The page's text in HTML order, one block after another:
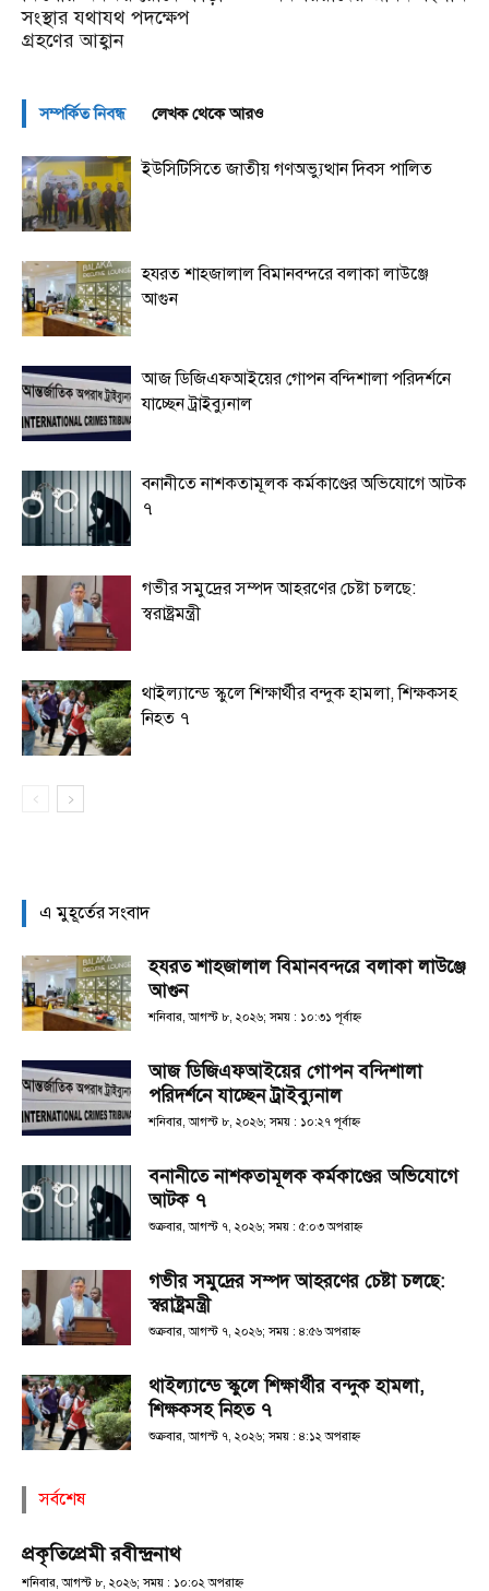
সংস্থার যথাযথ পদক্ষেপ
গ্রহণের আহ্বান
সম্পর্কিত নিবন্ধ লেখক থেকে আরও
ইউসিটিসিতে জাতীয় গণঅভ্যুত্থান দিবস পালিত
হযরত শাহজালাল বিমানবন্দরে বলাকা লাউঞ্জে
আগুন
আজ ডিজিএফআইয়ের গোপন বন্দিশালা পরিদর্শনে
যাচ্ছেন ট্রাইব্যুনাল
বনানীতে নাশকতামূলক কর্মকাণ্ডের অভিযোগে আটক
৭
গভীর সমুদ্রের সম্পদ আহরণের চেষ্টা চলছে:
স্বরাষ্ট্রমন্ত্রী
থাইল্যান্ডে স্কুলে শিক্ষার্থীর বন্দুক হামলা, শিক্ষকসহ
নিহত ৭
এ মুহূর্তের সংবাদ
হযরত শাহজালাল বিমানবন্দরে বলাকা লাউঞ্জে
আগুন
শনিবার, আগস্ট ৮, ২০২৬; সময় : ১০:৩১ পূর্বাহ্ণ
আজ ডিজিএফআইয়ের গোপন বন্দিশালা
পরিদর্শনে যাচ্ছেন ট্রাইব্যুনাল
শনিবার, আগস্ট ৮, ২০২৬; সময় : ১০:২৭ পূর্বাহ্ণ
বনানীতে নাশকতামূলক কর্মকাণ্ডের অভিযোগে
আটক ৭
শুক্রবার, আগস্ট ৭, ২০২৬; সময় : ৫:০৩ অপরাহ্ণ
গভীর সমুদ্রের সম্পদ আহরণের চেষ্টা চলছে:
স্বরাষ্ট্রমন্ত্রী
শুক্রবার, আগস্ট ৭, ২০২৬; সময় : ৪:৫৬ অপরাহ্ণ
থাইল্যান্ডে স্কুলে শিক্ষার্থীর বন্দুক হামলা,
শিক্ষকসহ নিহত ৭
শুক্রবার, আগস্ট ৭, ২০২৬; সময় : ৪:১২ অপরাহ্ণ
সর্বশেষ
প্রকৃতিপ্রেমী রবীন্দ্রনাথ
শনিবার, আগস্ট ৮, ২০২৬; সময় : ১০:০২ অপরাহ্ণ